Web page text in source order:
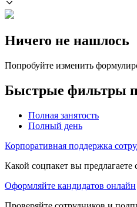
Ничего не нашлось
Попробуйте изменить
Быстрые фильтры
Полная занятость
Полный день
Корпоративная поддержка
Какой соцпакет вы
Оформляйте кандидатов онлайн